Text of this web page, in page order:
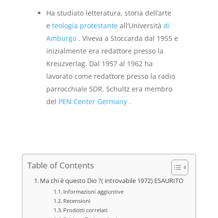
Ha studiato letteratura, storia dell’arte
e teologia protestanteall’Università di
Amburgo. Viveva a Stoccarda dal 1955 e
inizialmente era redattore presso la
Kreuzverlag. Dal 1957 al 1962 ha
lavorato come redattore presso la radio
parrocchiale SDR. Schultz era membro
del PEN Center Germany.
Table of Contents
Ma chi è questo Dio ?( introvabile 1972) ESAURITO
Informazioni aggiuntive
Recensioni
Prodotti correlati